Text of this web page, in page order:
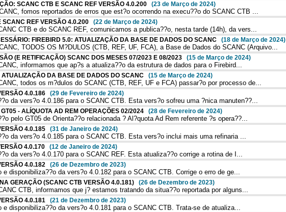
SCANC CTB E SCANC REF VERSÃO 4.0.200 (23 de Março de 2024)
fomos reportados de erros que est?o ocorrendo na execu??o do SCANC CTB ...
SCANC REF VERSÃO 4.0.200 (22 de Março de 2024)
CTB e do SCANC REF, comunicamos a publica??o, nesta tarde (14h), da vers...
FIREBIRD 5.0: ATUALIZAÇÃO DA BASE DE DADOS DO SCANC (18 de Março de 2024)
TODOS OS M?DULOS (CTB, REF, UF, FCA), a Base de Dados do SCANC (Arquivo...
(E RETIFICAÇÃO) SCANC DOS MESES 07/2023 E 08/2023 (15 de Março de 2024)
informamos que ap?s a atualiza??o da estrutura de dados para o Firebird...
DA BASE DE DADOS DO SCANC (15 de Março de 2024)
todos os m?dulos do SCANC (CTB, REF, UF e FCA) passar?o por processo de...
4.0.186 (29 de Fevereiro de 2024)
da vers?o 4.0.186 para o SCANC CTB. Esta vers?o sofreu uma ?nica manuten??...
- ALÍQUOTA AD REM OPERAÇÕES 02/2024 (28 de Fevereiro de 2024)
pelo GT05 de Orienta??o relacionada ? Al?quota Ad Rem referente ?s opera??...
4.0.185 (31 de Janeiro de 2024)
da vers?o 4.0.185 para o SCANC CTB. Esta vers?o inclui mais uma refinaria ...
4.0.170 (12 de Janeiro de 2024)
da vers?o 4.0.170 para o SCANC REF. Esta atualiza??o corrige a rotina de I...
4.0.182 (26 de Dezembro de 2023)
e disponibiliza??o da vers?o 4.0.182 para o SCANC CTB. Corrige o erro de ge...
GERAÇÃO (SCANC CTB VERSÃO 4.0.181) (26 de Dezembro de 2023)
CTB, informamos que j? estamos tratando da situa??o reportada por alguns...
4.0.181 (21 de Dezembro de 2023)
e disponibiliza??o da vers?o 4.0.181 para o SCANC CTB. Trata-se de atualiza...